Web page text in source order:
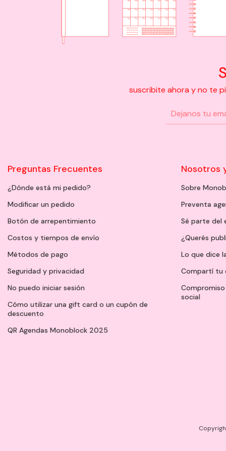
suscribite ahora y no te
Preguntas Frecuentes
¿Dónde está mi pedido?
Modificar un pedido
Botón de arrepentimiento
Costos y tiempos de envío
Métodos de pago
Seguridad y privacidad
No puedo iniciar sesión
Cómo utilizar una gift card o un cupón de
descuento
QR Agendas Monoblock 2025
Nosotros
Sobre
Preventa
Sé parte del
¿Querés
Lo que dice
Compartí tu
social